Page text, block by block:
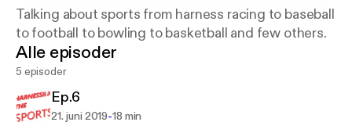
Talking about sports from harness racing to baseball
to football to bowling to basketball and few others.
Alle episoder
5 episoder
Ep.6
21. juni 2019-18 min